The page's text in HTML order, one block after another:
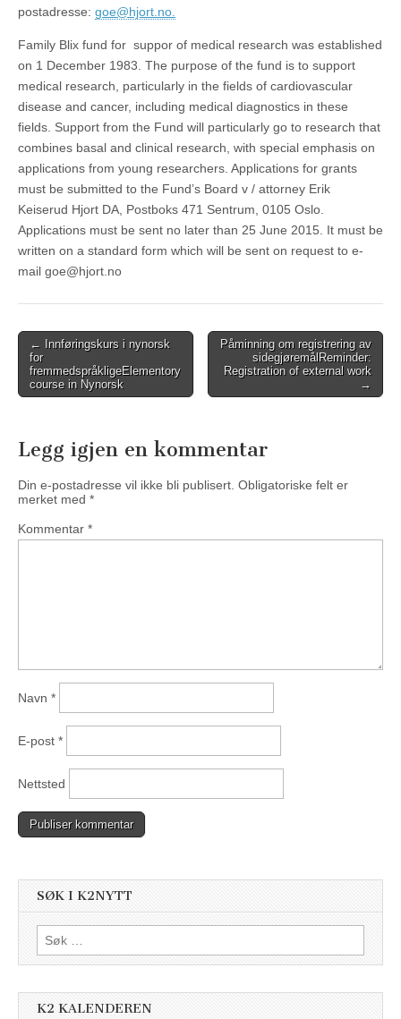
postadresse: goe@hjort.no.
Family Blix fund for suppor of medical research was established
on 1 December 1983. The purpose of the fund is to support
medical research, particularly in the fields of cardiovascular
disease and cancer, including medical diagnostics in these
fields. Support from the Fund will particularly go to research that
combines basal and clinical research, with special emphasis on
applications from young researchers. Applications for grants
must be submitted to the Fund’s Board v / attorney Erik
Keiserud Hjort DA, Postboks 471 Sentrum, 0105 Oslo.
Applications must be sent no later than 25 June 2015. It must be
written on a standard form which will be sent on request to e-
mail goe@hjort.no
Post
navigation
← Innføringskurs i nynorsk
for
fremmedspråkligeElementory
course in Nynorsk
Påminning om registrering av
sidegjøremålReminder:
Registration of external work
→
Legg igjen en kommentar
Din e-postadresse vil ikke bli publisert. Obligatoriske felt er
merket med *
Kommentar *
Navn *
E-post *
Nettsted
SØK I K2NYTT
Søk
etter:
K2 KALENDEREN